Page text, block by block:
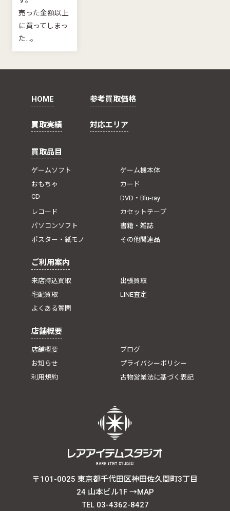
売った金額以上
に買ってしまっ
た...。
HOME 参考買取価格
買取実績 対応エリア
買取品目
ゲームソフト
ゲーム機本体
おもちゃ
カード
CD
DVD・Blu-ray
レコード
カセットテープ
パソコンソフト
書籍・雑誌
ポスター・紙モノ
その他関連品
ご利用案内
来店持込買取
出張買取
宅配買取
LINE査定
よくある質問
店舗概要
店舗概要
ブログ
お知らせ
プライバシーポリシー
利用規約
古物営業法に基づく表記
〒101-0025 東京都千代田区神田佐久間町3丁目
24 山本ビル1F →MAP
TEL 03-4362-8427